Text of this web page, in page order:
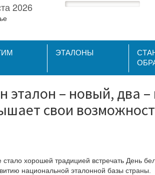
2026
ЭТАЛОНЫ
эталон – новый, два
свои
стало хорошей традицией встречать День
национальной эталонной базы страны.